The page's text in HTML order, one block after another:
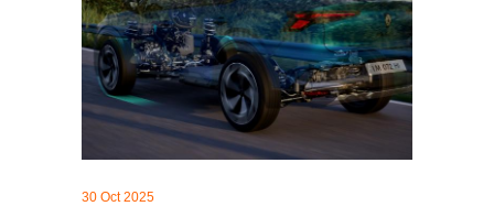
30 Oct 2025